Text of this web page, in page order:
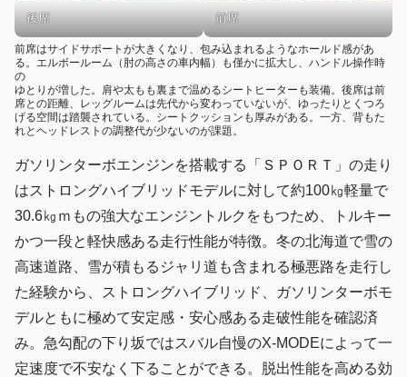
後席 前席
前席はサイドサポートが大きくなり、包み込まれるようなホールド感があ
る。エルボールーム（肘の高さの車内幅）も僅かに拡大し、ハンドル操作時
の
ゆとりが増した。肩や太もも裏まで温めるシートヒーターも装備。後席は前
席との距離、レッグルームは先代から変わっていないが、ゆったりとくつろ
げる空間は踏襲されている。シートクッションも厚みがある。一方、背もた
れとヘッドレストの調整代が少ないのが課題。
ガソリンターボエンジンを搭載する「ＳＰＯＲＴ」の走り
はストロングハイブリッドモデルに対して約100㎏軽量で
30.6㎏ｍもの強大なエンジントルクをもつため、トルキー
かつ一段と軽快感ある走行性能が特徴。冬の北海道で雪の
高速道路、雪が積もるジャリ道も含まれる極悪路を走行し
た経験から、ストロングハイブリッド、ガソリンターボモ
デルともに極めて安定感・安心感ある走破性能を確認済
み。急勾配の下り坂ではスバル自慢のX-MODEによって一
定速度で不安なく下ることができる。脱出性能を高める効